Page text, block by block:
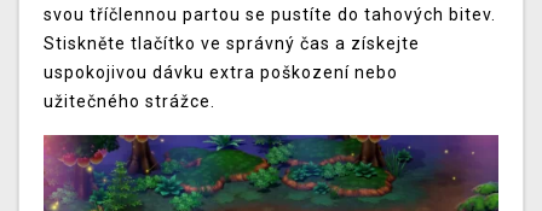
svou tříčlennou partou se pustíte do tahových bitev.
Stiskněte tlačítko ve správný čas a získejte
uspokojivou dávku extra poškození nebo
užitečného strážce.